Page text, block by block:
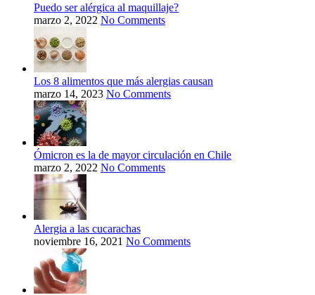
Puedo ser alérgica al maquillaje?
marzo 2, 2022 No Comments
Los 8 alimentos que más alergias causan
marzo 14, 2023 No Comments
Ómicron es la de mayor circulación en Chile
marzo 2, 2022 No Comments
Alergia a las cucarachas
noviembre 16, 2021 No Comments